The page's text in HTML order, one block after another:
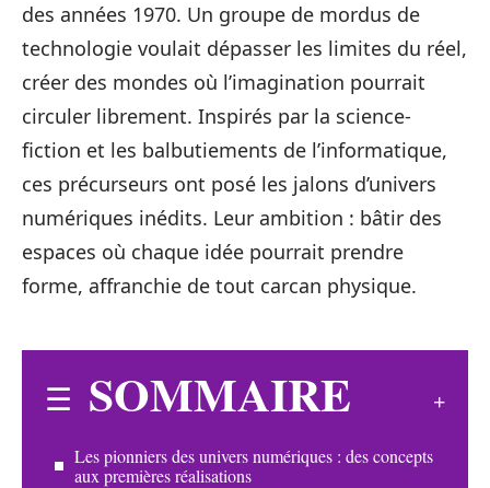
des années 1970. Un groupe de mordus de
technologie voulait dépasser les limites du réel,
créer des mondes où l’imagination pourrait
circuler librement. Inspirés par la science-
fiction et les balbutiements de l’informatique,
ces précurseurs ont posé les jalons d’univers
numériques inédits. Leur ambition : bâtir des
espaces où chaque idée pourrait prendre
forme, affranchie de tout carcan physique.
SOMMAIRE
Les pionniers des univers numériques : des concepts
aux premières réalisations